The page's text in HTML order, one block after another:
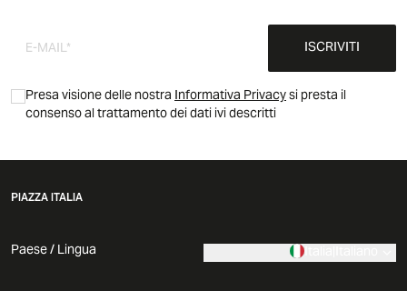
ISCRIVITI
Presa visione delle nostraInformativa Privacysi presta il
consenso al trattamento dei dati ivi descritti
PIAZZA ITALIA
Paese / Lingua Italia|Italiano